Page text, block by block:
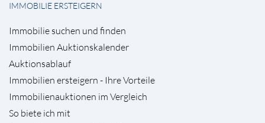
IMMOBILIE ERSTEIGERN
Immobilie suchen und finden
Immobilien Auktionskalender
Auktionsablauf
Immobilien ersteigern - Ihre Vorteile
Immobilienauktionen im Vergleich
So biete ich mit